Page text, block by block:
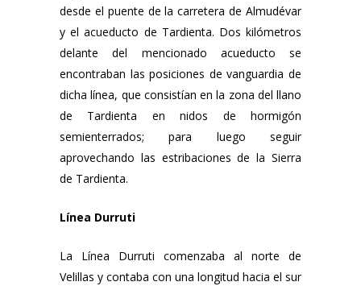
desde el puente de la carretera de Almudévar
y el acueducto de Tardienta. Dos kilómetros
delante del mencionado acueducto se
encontraban las posiciones de vanguardia de
dicha línea, que consistían en la zona del llano
de Tardienta en nidos de hormigón
semienterrados; para luego seguir
aprovechando las estribaciones de la Sierra
de Tardienta.
Línea Durruti
La Línea Durruti comenzaba al norte de
Velillas y contaba con una longitud hacia el sur